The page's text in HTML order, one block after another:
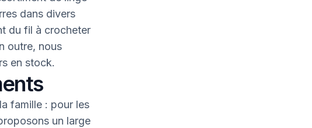
dans divers
du fil à crocheter
outre, nous
en stock.
famille : pour les
un large